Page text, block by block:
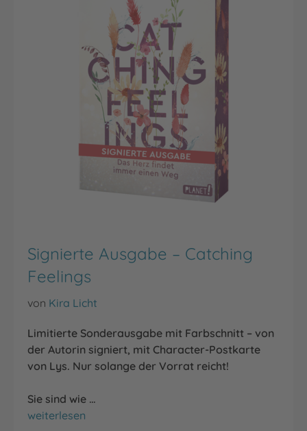
Signierte Ausgabe – Catching
Feelings
von Kira Licht
Limitierte Sonderausgabe mit Farbschnitt – von
der Autorin signiert, mit Character-Postkarte
von Lys. Nur solange der Vorrat reicht!
Sie sind wie …
Signierte Ausgabe – Catching Feelings
weiterlesen